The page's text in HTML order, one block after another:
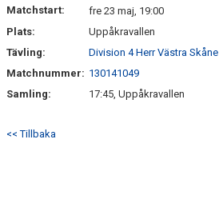
Matchstart:
fre 23 maj, 19:00
Plats:
Uppåkravallen
Tävling:
Division 4 Herr Västra Skåne
Matchnummer: 130141049
Samling:
17:45, Uppåkravallen
<< Tillbaka